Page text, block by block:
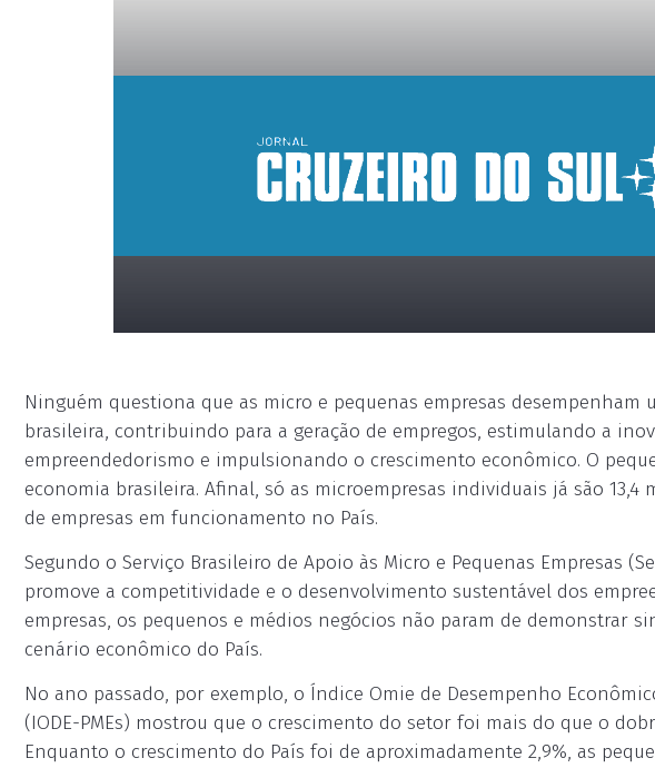
placeholder
Ninguém questiona que as micro e pequenas empresas
brasileira, contribuindo para a geração de empregos, estimulando a
empreendedorismo e impulsionando o crescimento econômico. O
economia brasileira. Afinal, só as microempresas individuais já são
de empresas em funcionamento no País.
Segundo o Serviço Brasileiro de Apoio às Micro e Pequenas Empresas
promove a competitividade e o desenvolvimento sustentável dos
empresas, os pequenos e médios negócios não param de demonstrar
cenário econômico do País.
No ano passado, por exemplo, o Índice Omie de Desempenho
(IODE-PMEs) mostrou que o crescimento do setor foi mais do que o
Enquanto o crescimento do País foi de aproximadamente 2,9%, as